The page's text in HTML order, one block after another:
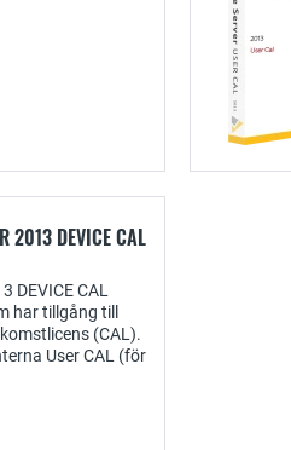
2013 DEVICE CAL
DEVICE CAL
har tillgång till
(CAL).
User CAL (för